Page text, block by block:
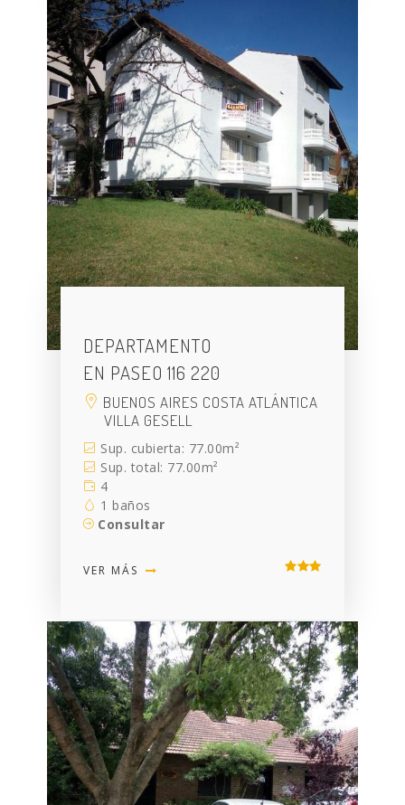
DEPARTAMENTO
EN PASEO 116 220
BUENOS AIRES COSTA ATLÁNTICA
VILLA GESELL
Sup. cubierta: 77.00m²
Sup. total: 77.00m²
4
1 baños
Consultar
VER MÁS